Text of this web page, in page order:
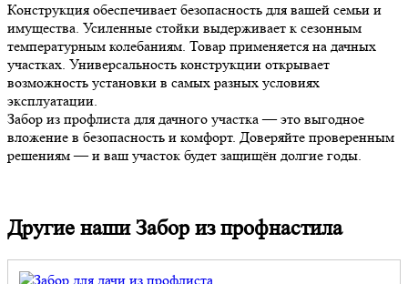
Конструкция обеспечивает безопасность для вашей семьи и
имущества. Усиленные стойки выдерживает к сезонным
температурным колебаниям. Товар применяется на дачных
участках. Универсальность конструкции открывает
возможность установки в самых разных условиях
эксплуатации.
Забор из профлиста для дачного участка — это выгодное
вложение в безопасность и комфорт. Доверяйте проверенным
решениям — и ваш участок будет защищён долгие годы.
Другие наши Забор из профнастила